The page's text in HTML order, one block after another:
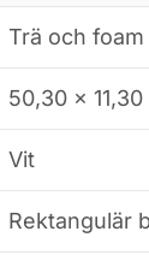
Trä och foam
50,30 × 11,30
Vit
Rektangulär